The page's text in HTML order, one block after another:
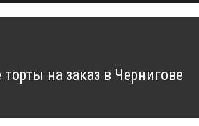
на заказ в Чернигове